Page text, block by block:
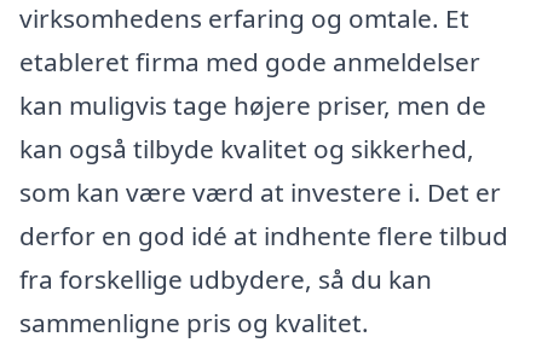
virksomhedens erfaring og omtale. Et
etableret firma med gode anmeldelser
kan muligvis tage højere priser, men de
kan også tilbyde kvalitet og sikkerhed,
som kan være værd at investere i. Det er
derfor en god idé at indhente flere tilbud
fra forskellige udbydere, så du kan
sammenligne pris og kvalitet.